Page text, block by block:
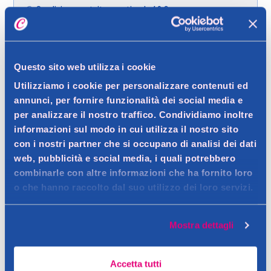
Questo sito web utilizza i cookie
Utilizziamo i cookie per personalizzare contenuti ed
annunci, per fornire funzionalità dei social media e
per analizzare il nostro traffico. Condividiamo inoltre
informazioni sul modo in cui utilizza il nostro sito
con i nostri partner che si occupano di analisi dei dati
web, pubblicità e social media, i quali potrebbero
combinarle con altre informazioni che ha fornito loro
o che hanno raccolto dal suo utilizzo dei loro servizi.
Mostra dettagli
Accetta tutti
Spedizione gratuita a partire da 49 €
Ritiro in negozio gratuito per i clienti registrati
Dettagli prodotto
Descrizione
Profuma bucato blu mare
Contatto del produttore
Aggiungimi ad ogni lavaggio e ti sorprenderò con l'incredibile